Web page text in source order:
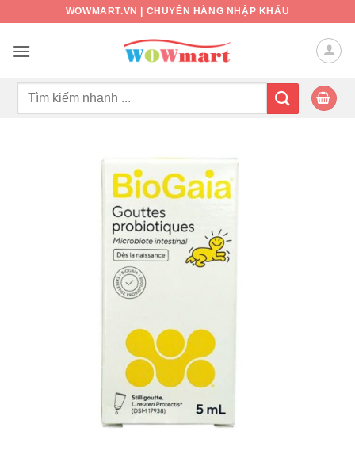
nội
WOWMART.VN | CHUYÊN HÀNG NHẬP KHẨU
Tìm